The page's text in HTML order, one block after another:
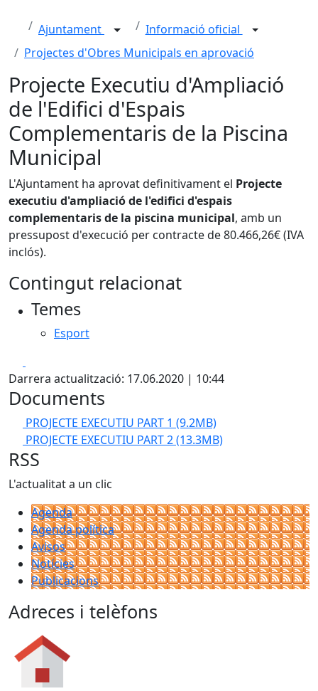
Ajuntament
Informació oficial
Projectes d'Obres Municipals en aprovació
Projecte Executiu d'Ampliació
de l'Edifici d'Espais
Complementaris de la Piscina
Municipal
L'Ajuntament ha aprovat definitivament el Projecte
executiu d'ampliació de l'edifici d'espais
complementaris de la piscina municipal, amb un
pressupost d'execució per contracte de 80.466,26€ (IVA
inclós).
Contingut relacionat
Temes
Esport
Darrera actualització: 17.06.2020 | 10:44
Documents
PROJECTE EXECUTIU PART 1 (9.2MB)
PROJECTE EXECUTIU PART 2(13.3MB)
RSS
L'actualitat a un clic
Agenda
Agenda política
Avisos
Notícies
Publicacions
Adreces i telèfons